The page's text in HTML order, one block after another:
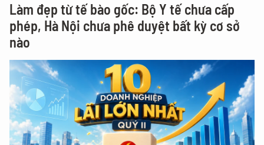
Làm đẹp từ tế bào gốc: Bộ Y tế chưa cấp
phép, Hà Nội chưa phê duyệt bất kỳ cơ sở
nào